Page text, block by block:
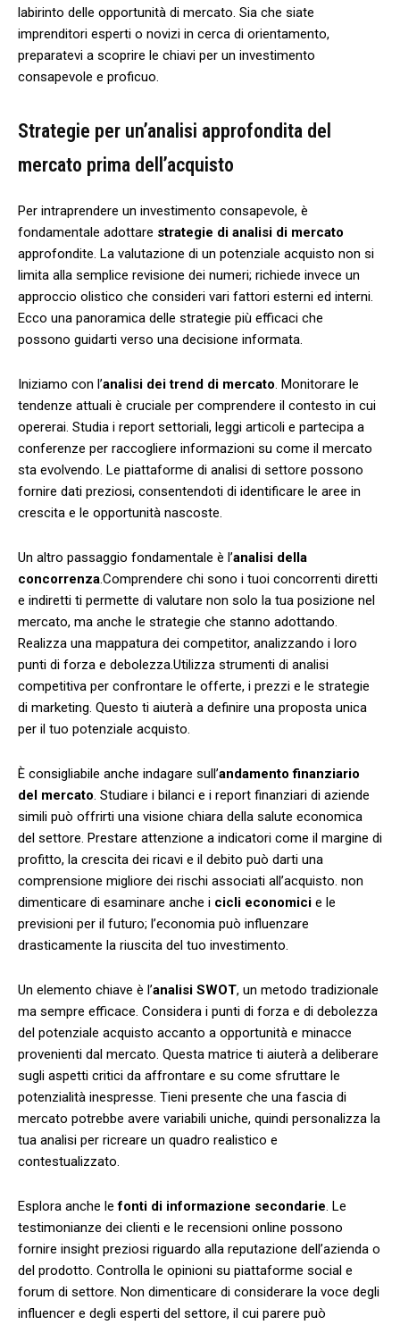
labirinto delle opportunità ‌di mercato. Sia​ che siate
imprenditori esperti‍ o⁤ novizi ⁤in cerca‍ di⁣ orientamento,
preparatevi a scoprire le chiavi per un investimento‍
consapevole e proficuo.
Strategie‍ per un’analisi approfondita del
‍mercato⁤ prima dell’acquisto
Per intraprendere un investimento consapevole, è
fondamentale adottare strategie di⁢ analisi​ di ⁣mercato
approfondite.⁢ La valutazione di un ⁣potenziale acquisto non si⁤
limita alla semplice revisione dei numeri; richiede invece un
⁣approccio olistico che consideri vari‌ fattori⁢ esterni ed interni.
‍Ecco una panoramica delle strategie più efficaci che
possono⁢ guidarti verso una decisione informata.
Iniziamo‌ con l’analisi ‌dei trend di mercato .⁤ Monitorare le
tendenze attuali ⁢è ⁤cruciale per comprendere ⁤il contesto in cui
opererai. ‌Studia i report settoriali, leggi articoli e partecipa a
conferenze per raccogliere informazioni⁤ su come il mercato
sta ⁤evolvendo. Le‍ piattaforme di analisi di settore possono
fornire dati preziosi, consentendoti ⁣di identificare le⁢ aree in
crescita e le‌ opportunità nascoste.
Un altro passaggio fondamentale ​è l’analisi della
concorrenza.Comprendere chi⁤ sono i tuoi concorrenti diretti
e indiretti ti permette di valutare non solo la tua​ posizione nel
⁣mercato, ⁤ma anche le strategie che stanno adottando.
Realizza una mappatura dei competitor, ⁢analizzando i‌ loro
punti di forza e debolezza.Utilizza strumenti di analisi
competitiva per confrontare le offerte, i prezzi e le strategie
di marketing. Questo ti aiuterà a​ definire una proposta​ unica
⁤per‍ il ⁣tuo⁢ potenziale acquisto.
È consigliabile anche indagare sull’andamento ⁣finanziario
del⁣ mercato . Studiare i bilanci e i report finanziari‌ di aziende
simili può offrirti una visione chiara della salute economica
del⁤ settore. Prestare attenzione⁣ a indicatori⁢ come il margine di
profitto, la crescita dei​ ricavi e il debito può​ darti una
comprensione‍ migliore dei rischi associati all’acquisto.‍ non
dimenticare di esaminare anche⁣ i cicli economici e le
previsioni‍ per il futuro; l’economia può influenzare
drasticamente la ‍riuscita del tuo investimento.
Un elemento chiave ⁤è⁣ l’analisi ​SWOT, un metodo ⁣tradizionale
ma sempre ‍efficace. Considera ⁢i punti ⁣di forza e⁤ di debolezza
del‌ potenziale acquisto⁣ accanto a opportunità ‌e minacce
provenienti​ dal mercato. Questa matrice ti aiuterà ​a deliberare
sugli aspetti critici da ‌affrontare e su come sfruttare ⁤le
potenzialità ⁤inespresse. Tieni ⁣presente che una fascia ‍di
‌mercato potrebbe avere variabili uniche, quindi ⁤personalizza la
tua ⁤analisi per ⁣ricreare un quadro realistico e
contestualizzato.
Esplora anche lefonti ‍di⁣ informazione secondarie .⁤ Le
testimonianze dei clienti e le ⁤recensioni​ online possono
fornire insight preziosi riguardo‍ alla ⁣reputazione dell’azienda o
del prodotto. Controlla le opinioni su ‍piattaforme social​ e
⁢forum‍ di settore. Non⁢ dimenticare di considerare la voce degli​
influencer e degli esperti ⁤del settore, il cui parere può